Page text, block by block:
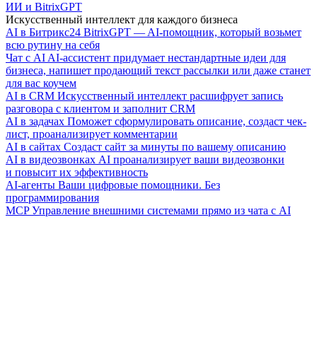
ИИ и BitrixGPT
Искусственный интеллект для каждого бизнеса
AI в Битрикс24 BitrixGPT — AI-помощник, который возьмет
всю рутину на себя
Чат с AI AI-ассистент придумает нестандартные идеи для
бизнеса, напишет продающий текст рассылки или даже станет
для вас коучем
AI в CRM Искусственный интеллект расшифрует запись
разговора с клиентом и заполнит CRM
AI в задачах Поможет сформулировать описание, создаст чек-
лист, проанализирует комментарии
AI в сайтах Создаст сайт за минуты по вашему описанию
AI в видеозвонках AI проанализирует ваши видеозвонки
и повысит их эффективность
AI-агенты Ваши цифровые помощники. Без
программирования
MCP Управление внешними системами прямо из чата с AI